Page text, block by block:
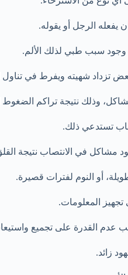
يفعله الرجل أو يقوله.
وجود سبب طبي لذلك الألم.
تزداد شهيته ويفرط في تناول
وذلك نتيجة تراكم الضغوط
تستدعي ذلك.
مشاكل في الانتصاب نتيجة
أو النوم لفترات قصيرة.
المعلومات.
عدم القدرة على تجميع
زائد.